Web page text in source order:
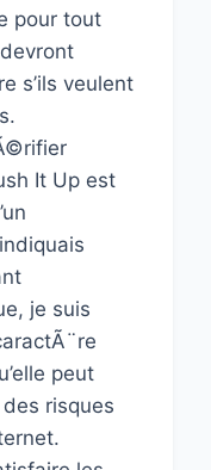
pour tout
s’ils veulent
It Up est
je suis
peut
risques